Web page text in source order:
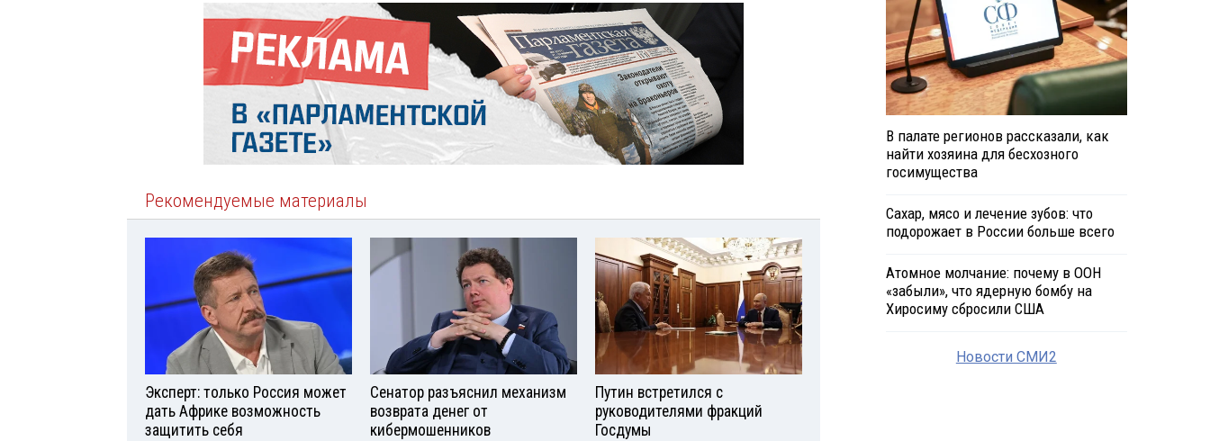
Рекомендуемые материалы
Эксперт: только Россия может
дать Африке возможность
защитить себя
Сенатор разъяснил механизм
возврата денег от
кибермошенников
Путин встретился с
руководителями фракций
Госдумы
В палате регионов рассказали, как
найти хозяина для бесхозного
госимущества
Сахар, мясо и лечение зубов: что
подорожает в России больше всего
Атомное молчание: почему в ООН
«забыли», что ядерную бомбу на
Хиросиму сбросили США
Новости СМИ2